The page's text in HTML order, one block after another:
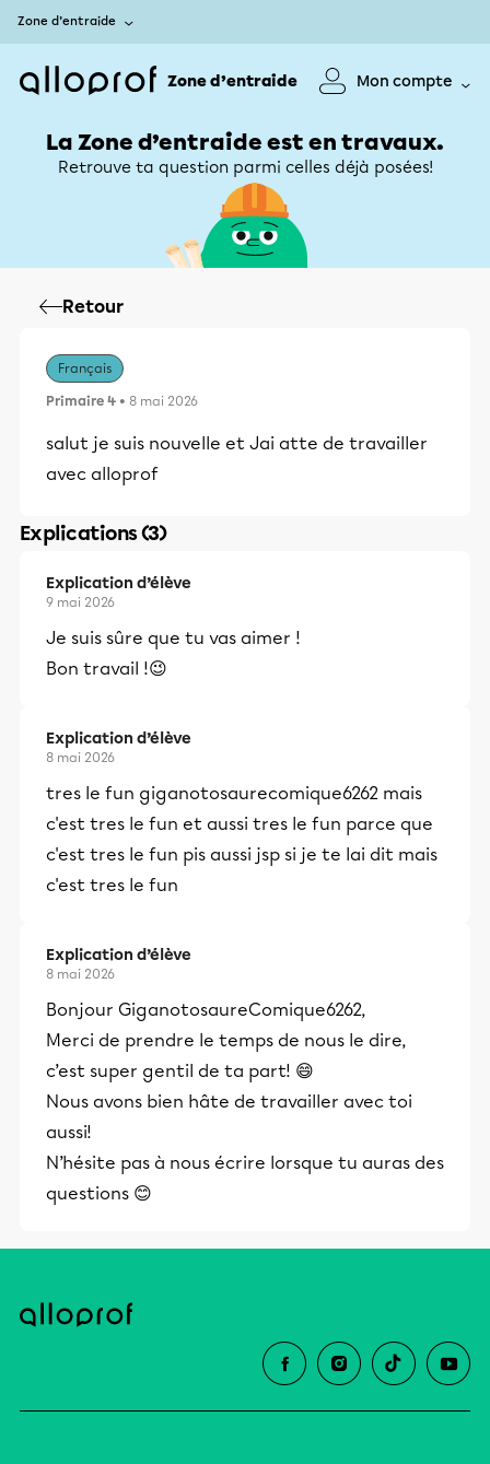
Zone d’entraide
Zone d’entraide Mon compte
La Zone d’entraide est en travaux.
Retrouve ta question parmi celles déjà posées!
Retour
Français
Primaire 4 • 8 mai 2026
salut je suis nouvelle et Jai atte de travailler
avec alloprof
Explications (3)
Explication d’élève
9 mai 2026
Je suis sûre que tu vas aimer !
Bon travail !😉
Explication d’élève
8 mai 2026
tres le fun giganotosaurecomique6262 mais
c'est tres le fun et aussi tres le fun parce que
c'est tres le fun pis aussi jsp si je te lai dit mais
c'est tres le fun
Explication d’élève
8 mai 2026
Bonjour GiganotosaureComique6262,
Merci de prendre le temps de nous le dire,
c’est super gentil de ta part! 😄
Nous avons bien hâte de travailler avec toi
aussi!
N’hésite pas à nous écrire lorsque tu auras des
questions 😊